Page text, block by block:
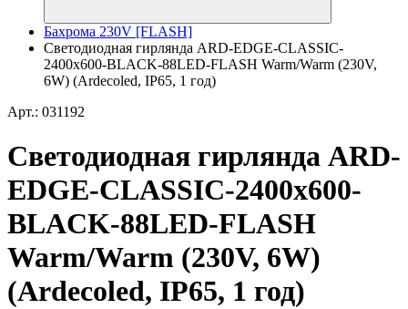
Бахрома 230V [FLASH]
Светодиодная гирлянда ARD-EDGE-CLASSIC-
2400x600-BLACK-88LED-FLASH Warm/Warm (230V,
6W) (Ardecoled, IP65, 1 год)
Арт.: 031192
Светодиодная гирлянда ARD-
EDGE-CLASSIC-2400x600-
BLACK-88LED-FLASH
Warm/Warm (230V, 6W)
(Ardecoled, IP65, 1 год)